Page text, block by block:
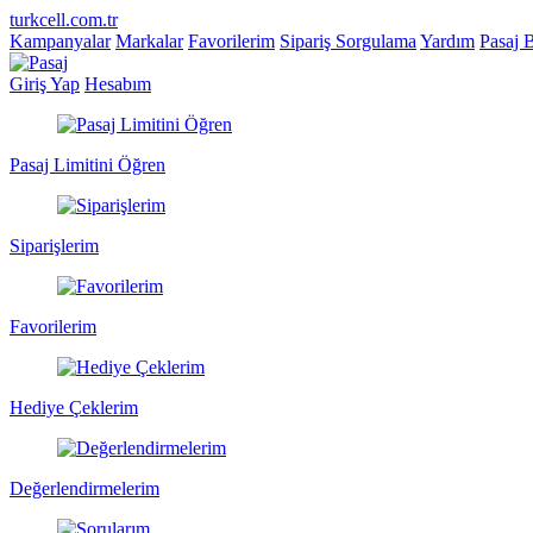
turkcell.com.tr
Kampanyalar Markalar Favorilerim Sipariş Sorgulama Yardım Pasaj
Giriş Yap Hesabım
Pasaj Limitini Öğren
Siparişlerim
Favorilerim
Hediye Çeklerim
Değerlendirmelerim